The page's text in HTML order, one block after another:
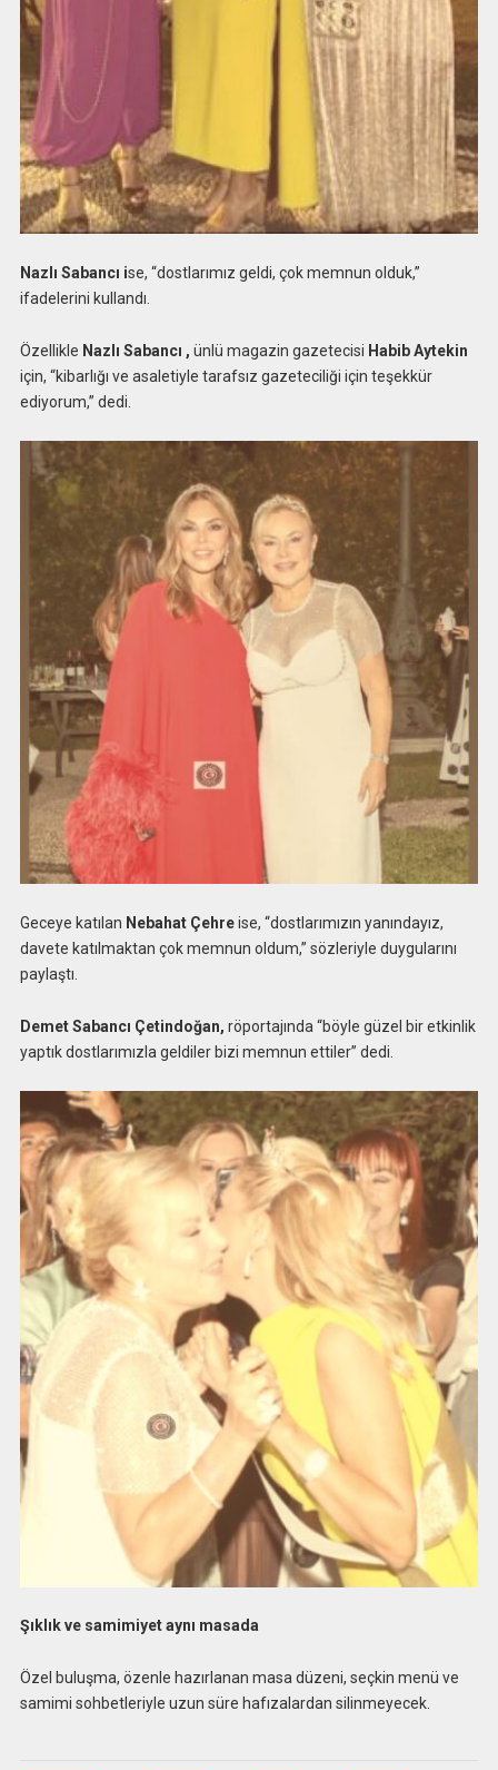
Nazlı Sabancı ise, “dostlarımız geldi, çok memnun olduk,”
ifadelerini kullandı.
Özellikle Nazlı Sabancı , ünlü magazin gazetecisi Habib Aytekin
için, “kibarlığı ve asaletiyle tarafsız gazeteciliği için teşekkür
ediyorum,” dedi.
Geceye katılan Nebahat Çehreise, “dostlarımızın yanındayız,
davete katılmaktan çok memnun oldum,” sözleriyle duygularını
paylaştı.
Demet Sabancı Çetindoğan, röportajında “böyle güzel bir etkinlik
yaptık dostlarımızla geldiler bizi memnun ettiler” dedi.
Şıklık ve samimiyet aynı masada
Özel buluşma, özenle hazırlanan masa düzeni, seçkin menü ve
samimi sohbetleriyle uzun süre hafızalardan silinmeyecek.